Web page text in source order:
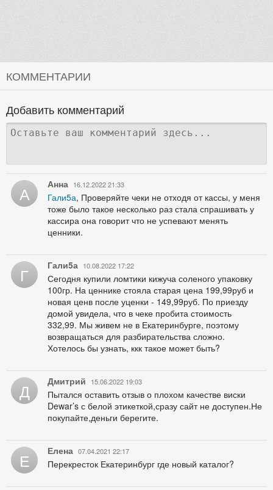
КОММЕНТАРИИ
Добавить комментарий
А Анна 16.12.2022 21:33
Гали5а, Проверяйте чеки не отходя от кассы, у меня
тоже было такое несколько раз стала спрашивать у
кассира она говорит что не успевают менять
ценники.
Г Гали5а 10.08.2022 17:22
Сегодня купили ломтики кижуча соленого упаковку
100гр. На ценнике стояла старая цена 199,99руб и
новая ценв после уценки - 149,99руб. По приезду
домой увидела, что в чеке пробита стоимость
332,99. Мы живем не в Екатеринбурге, поэтому
возвращаться для разбирательства сложно.
Хотелось бы узнать, ккк такое может быть?
Д Дмитрий 15.06.2022 19:03
Пытался оставить отзыв о плохом качестве виски
Dewar’s с белой этикеткой,сразу сайт не доступен.Не
покупайте,деньги берегите.
Е Елена 07.04.2021 22:17
Перекресток Екатеринбург где новый каталог?